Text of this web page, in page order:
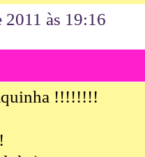
2011 às 19:16
!!!!!!!!